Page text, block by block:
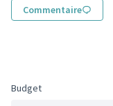
Commentaire
Budget